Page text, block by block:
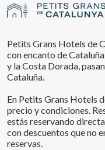
Petits Grans Hotels de
con encanto de
y la Costa Dorada,
Cataluña.
En Petits Grans Hotels
precio y condiciones.
estás reservando
con descuentos que no
reservas.